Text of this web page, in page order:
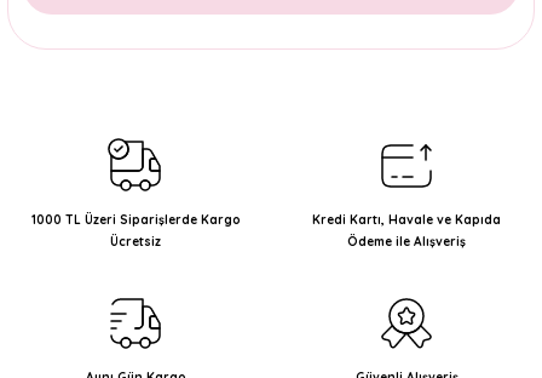
Bu ürünün fiyat bilgisi, resim, ürün açıklamalarında ve diğer
Ürün resmi kalitesiz, bozuk veya görüntülenemiyor.
Ürün açıklamasında eksik bilgiler bulunuyor.
Ürün bilgilerinde hatalar bulunuyor.
Bu ürüne benzer farklı alternatifler olmalı.
1000 TL Üzeri Siparişlerde Kargo
Ücretsiz
Kredi Kartı, Havale ve Kapıda
Ödeme ile Alışveriş